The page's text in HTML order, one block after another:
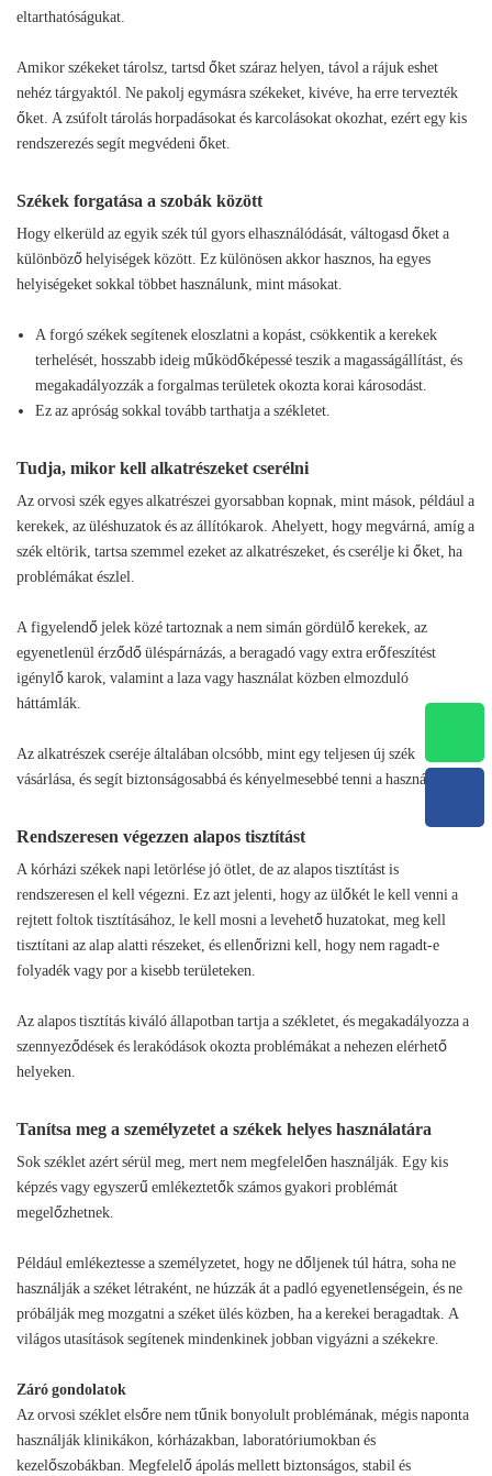
eltarthatóságukat.
Amikor székeket tárolsz, tartsd őket száraz helyen, távol a rájuk eshet
nehéz tárgyaktól. Ne pakolj egymásra székeket, kivéve, ha erre tervezték
őket. A zsúfolt tárolás horpadásokat és karcolásokat okozhat, ezért egy kis
rendszerezés segít megvédeni őket.
Székek forgatása a szobák között
Hogy elkerüld az egyik szék túl gyors elhasználódását, váltogasd őket a
különböző helyiségek között. Ez különösen akkor hasznos, ha egyes
helyiségeket sokkal többet használunk, mint másokat.
A forgó székek segítenek eloszlatni a kopást, csökkentik a kerekek
terhelését, hosszabb ideig működőképessé teszik a magasságállítást, és
megakadályozzák a forgalmas területek okozta korai károsodást.
Ez az apróság sokkal tovább tarthatja a székletet.
Tudja, mikor kell alkatrészeket cserélni
Az orvosi szék egyes alkatrészei gyorsabban kopnak, mint mások, például a
kerekek, az üléshuzatok és az állítókarok. Ahelyett, hogy megvárná, amíg a
szék eltörik, tartsa szemmel ezeket az alkatrészeket, és cserélje ki őket, ha
problémákat észlel.
A figyelendő jelek közé tartoznak a nem simán gördülő kerekek, az
egyenetlenül érződő üléspárnázás, a beragadó vagy extra erőfeszítést
igénylő karok, valamint a laza vagy használat közben elmozduló
háttámlák.
Az alkatrészek cseréje általában olcsóbb, mint egy teljesen új szék
vásárlása, és segít biztonságosabbá és kényelmesebbé tenni a használatát.
Rendszeresen végezzen alapos tisztítást
A kórházi székek napi letörlése jó ötlet, de az alapos tisztítást is
rendszeresen el kell végezni. Ez azt jelenti, hogy az ülőkét le kell venni a
rejtett foltok tisztításához, le kell mosni a levehető huzatokat, meg kell
tisztítani az alap alatti részeket, és ellenőrizni kell, hogy nem ragadt-e
folyadék vagy por a kisebb területeken.
Az alapos tisztítás kiváló állapotban tartja a székletet, és megakadályozza a
szennyeződések és lerakódások okozta problémákat a nehezen elérhető
helyeken.
Tanítsa meg a személyzetet a székek helyes használatára
Sok széklet azért sérül meg, mert nem megfelelően használják. Egy kis
képzés vagy egyszerű emlékeztetők számos gyakori problémát
megelőzhetnek.
Például emlékeztesse a személyzetet, hogy ne dőljenek túl hátra, soha ne
használják a széket létraként, ne húzzák át a padló egyenetlenségein, és ne
próbálják meg mozgatni a széket ülés közben, ha a kerekei beragadtak. A
világos utasítások segítenek mindenkinek jobban vigyázni a székekre.
Záró gondolatok
Az orvosi széklet elsőre nem tűnik bonyolult problémának, mégis naponta
használják klinikákon, kórházakban, laboratóriumokban és
kezelőszobákban. Megfelelő ápolás mellett biztonságos, stabil és